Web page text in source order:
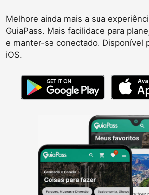
Melhore ainda mais a sua
GuiaPass. Mais facilidade para
e manter-se conectado. Disponível
iOS.